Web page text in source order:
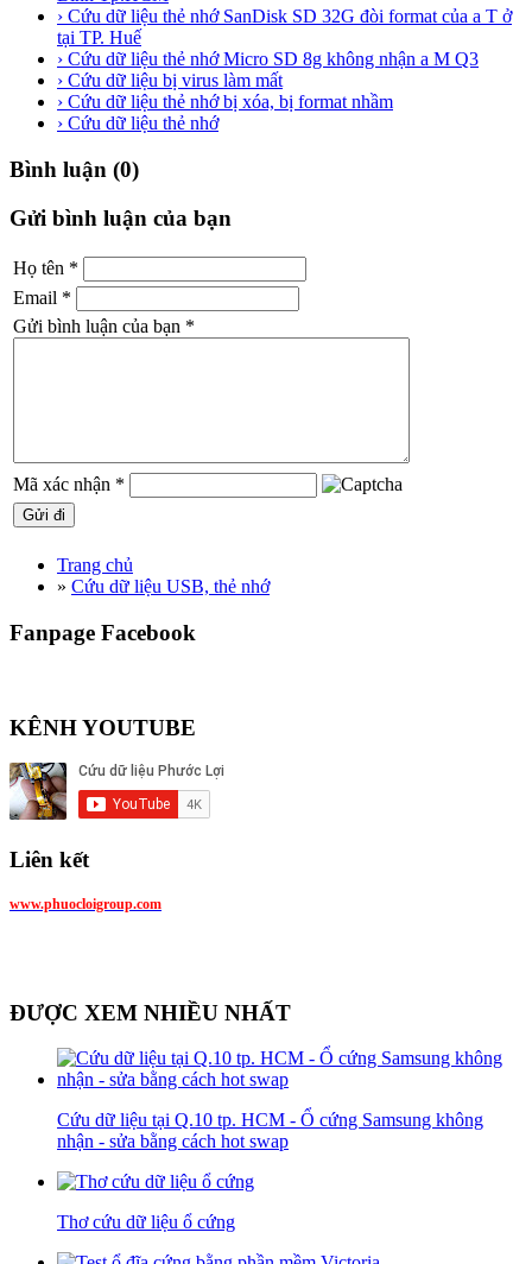
› Cứu dữ liệu thẻ nhớ SanDisk SD 32G đòi format của a T ở
tại TP. Huế
› Cứu dữ liệu thẻ nhớ Micro SD 8g không nhận a M Q3
› Cứu dữ liệu bị virus làm mất
› Cứu dữ liệu thẻ nhớ bị xóa, bị format nhầm
› Cứu dữ liệu thẻ nhớ
Bình luận (0)
Gửi bình luận của bạn
Họ tên *
Email *
Gửi bình luận của bạn *
Mã xác nhận *
Trang chủ
» Cứu dữ liệu USB, thẻ nhớ
Fanpage Facebook
KÊNH YOUTUBE
Liên kết
www.phuocloigroup.com
ĐƯỢC XEM NHIỀU NHẤT
Cứu dữ liệu tại Q.10 tp. HCM - Ổ cứng Samsung không
nhận - sửa bằng cách hot swap
Thơ cứu dữ liệu ổ cứng